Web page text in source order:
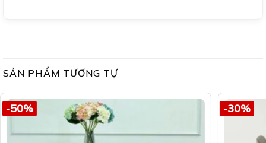
SẢN PHẨM TƯƠNG TỰ
-50% -30%